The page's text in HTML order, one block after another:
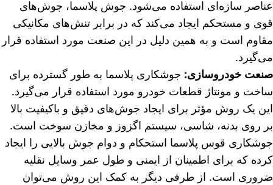
عناصر سازه‌ای استفاده می‌شود. جوش پلاسما، جوش‌های
قوی و مستحکم ایجاد می‌کند که در برابر تنش‌های مکانیکی
مقاوم است و به همین دلیل در این صنعت مورد استفاده قرار
می‌گیرد.
صنعت خودروسازی: جوشکاری پلاسما به طور گسترده برای
ساخت و مونتاژ قطعات خودرو مورد استفاده قرار می‌گیرد.
این یک روش مؤثر برای ایجاد جوش‌های دقیق و باکیفیت بالا
بر روی بدنه، شاسی، سیستم‌ اگزوز و مخازن سوخت است.
جوشکاری قوس پلاسما استحکام و دوام جوش بالایی را ایجاد
کرده که برای اطمینان از ایمنی و طول عمر وسایل نقلیه
ضروری است. از طرفی دیگر به کمک این روش می‌توان